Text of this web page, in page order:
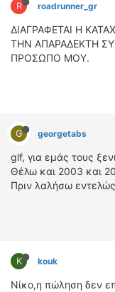
R roadrunner_gr
ΔΙΑΓΡΑΦΕΤΑΙ Η
ΤHN ΑΠΑΡΑΔΕΚΤH
ΠΡΟΣΩΠΟ ΜΟΥ.
G georgetabs
glf, για εμάς τους
Θέλω και 2003 και
Πριν λαλήσω
K kouk
Νίκο,η πώληση δεν